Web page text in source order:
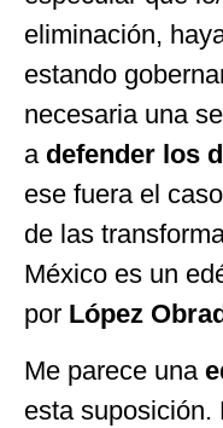
eliminación,
estando
necesaria una
a defender los
ese fuera el
de las
México es un
por López
Me parece una
esta suposición.